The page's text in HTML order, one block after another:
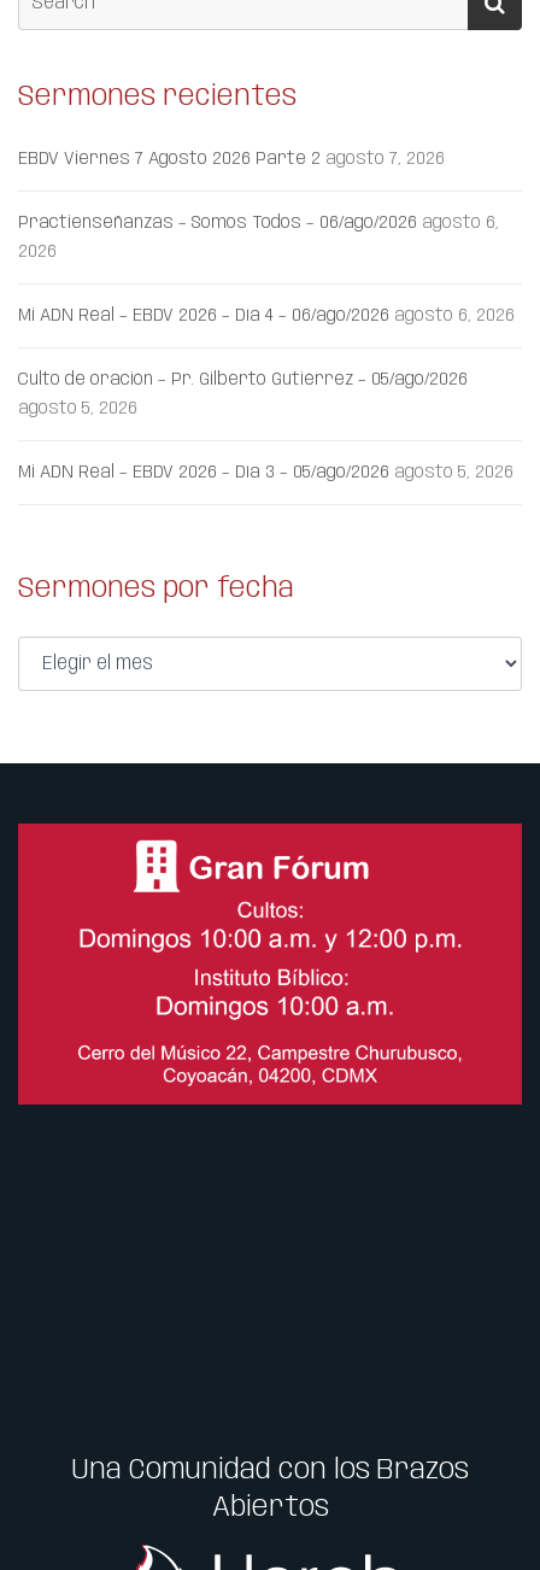
Sermones recientes
EBDV Viernes 7 Agosto 2026 Parte 2 agosto 7, 2026
Practienseñanzas – Somos Todos – 06/ago/2026 agosto 6,
2026
Mi ADN Real – EBDV 2026 – Día 4 – 06/ago/2026 agosto 6, 2026
Culto de oración – Pr. Gilberto Gutiérrez – 05/ago/2026
agosto 5, 2026
Mi ADN Real – EBDV 2026 – Día 3 – 05/ago/2026 agosto 5, 2026
Sermones por fecha
Una Comunidad con los Brazos
Abiertos